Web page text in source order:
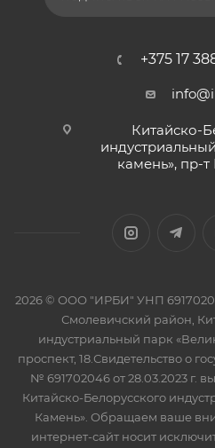
+375 17
Китайско-
камень», пр-
2026 © ООО "ИРБИ" УНП
Смолевичский район,
индустриальный парк
проспект, 18.Свидетельство о
№ 691702046 от 28.03.2023 г.
Китайско-Белорусского
Камень». Обращаем ваше
интернет-сайт носит